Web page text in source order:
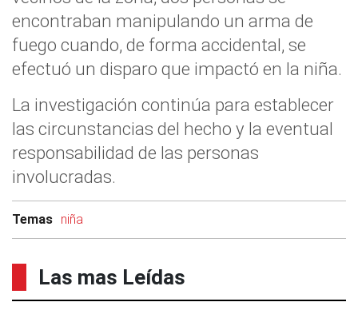
encontraban manipulando un arma de
fuego cuando, de forma accidental, se
efectuó un disparo que impactó en la niña.
La investigación continúa para establecer
las circunstancias del hecho y la eventual
responsabilidad de las personas
involucradas.
Temas niña
Las mas Leídas